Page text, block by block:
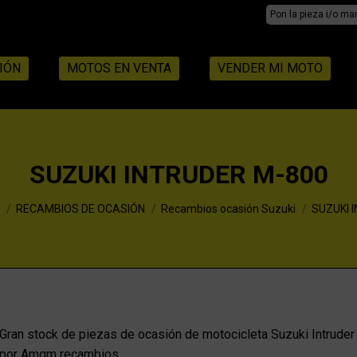
Search:
MOTOS EN VENTA VENDER MI MOTO
SUZUKI INTRUDER M-800
RECAMBIOS DE OCASIÓN Recambios ocasión Suzuki SUZUKI
Gran stock de piezas de ocasión de motocicleta Suzuki